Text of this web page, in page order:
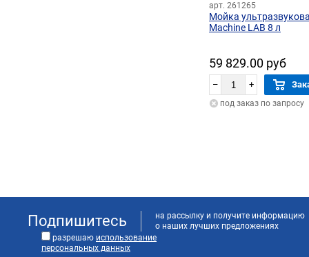
арт. 261265
Мойка
Machine LAB 8 л
59 829.00 руб
– +
под заказ по запросу
Подпишитесь
на рассылку и получите информацию
о наших лучших предложениях
разрешаю использование
персональных данных